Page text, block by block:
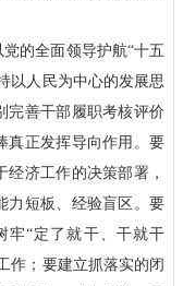
的全面领导护航“十五
以人民为中心的发展思
完善干部履职考核评价
真正发挥导向作用。要
济工作的决策部署，
力短板、经验盲区。要
牢“定了就干、干就干
作；要建立抓落实的闭